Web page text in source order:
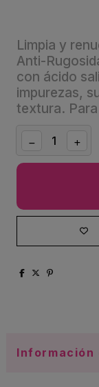
Limpia y
Anti-
con ácido
impurezas,
textura.
Información